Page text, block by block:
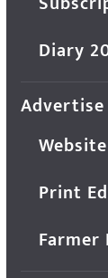
Diary
Advertise
Website
Print
Farmer